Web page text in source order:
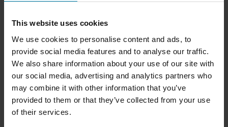
This website uses cookies
We use cookies to personalise content and ads, to
provide social media features and to analyse our traffic.
We also share information about your use of our site with
our social media, advertising and analytics partners who
may combine it with other information that you’ve
provided to them or that they’ve collected from your use
of their services.